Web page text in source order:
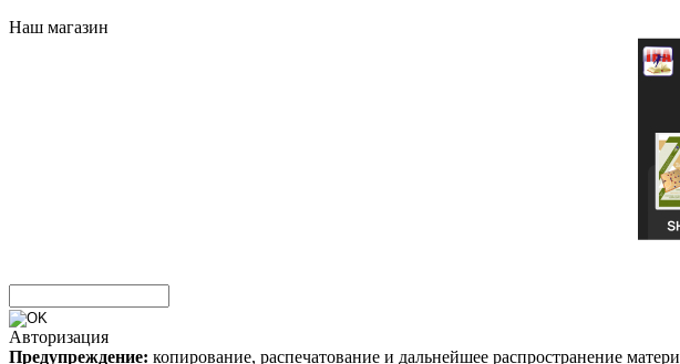
Наш магазин
Авторизация
Предупреждение: копирование, распечатование и дальнейшее распространение